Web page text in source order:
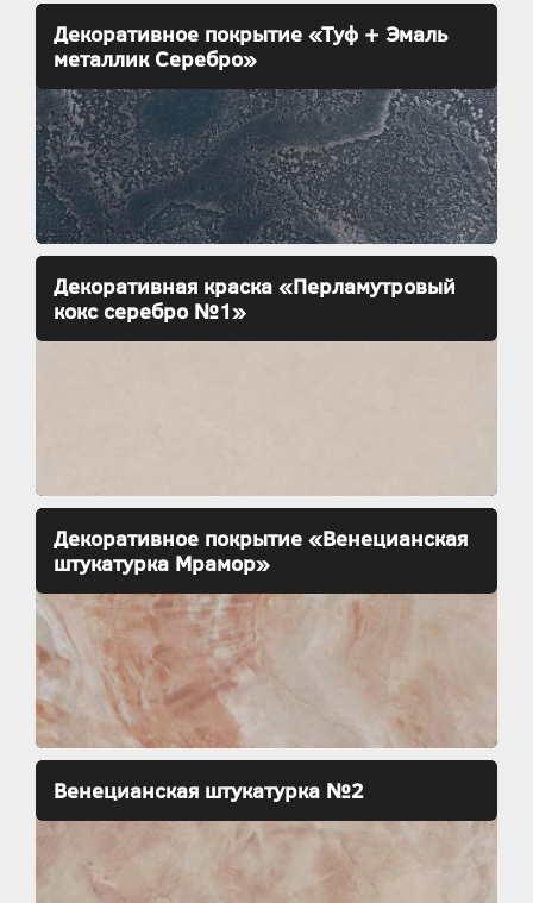
Декоративное покрытие «Туф + Эмаль
металлик Серебро»
Декоративная краска «Перламутровый
кокс серебро №1»
Декоративное покрытие «Венецианская
штукатурка Мрамор»
Венецианская штукатурка №2